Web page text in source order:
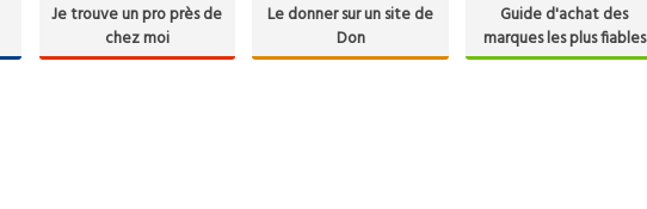
Je trouve un pro près de
chez moi
Le donner sur un site de
Don
Guide d'achat des
marques les plus fiables